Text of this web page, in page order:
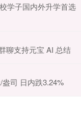
学子国内外升学首选
聊支持元宝 AI 总结
司 日内跌3.24%